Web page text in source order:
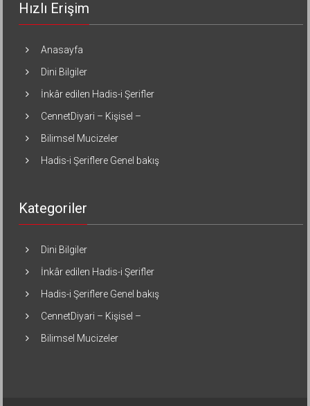
Hızlı Erişim
Anasayfa
Dini Bilgiler
İnkâr edilen Hadis-i Şerifler
CennetDiyari – Kişisel –
Bilimsel Mucizeler
Hadis-i Şeriflere Genel bakış
Kategoriler
Dini Bilgiler
İnkâr edilen Hadis-i Şerifler
Hadis-i Şeriflere Genel bakış
CennetDiyari – Kişisel –
Bilimsel Mucizeler